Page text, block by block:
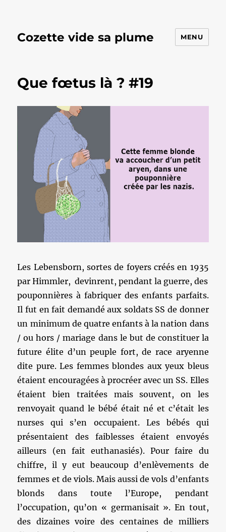
Cozette vide sa plume MENU
Que fœtus là ? #19
Les Lebensborn, sortes de foyers créés en 1935
par Himmler, devinrent, pendant la guerre, des
pouponnières à fabriquer des enfants parfaits.
Il fut en fait demandé aux soldats SS de donner
un minimum de quatre enfants à la nation dans
/ ou hors / mariage dans le but de constituer la
future élite d’un peuple fort, de race aryenne
dite pure. Les femmes blondes aux yeux bleus
étaient encouragées à procréer avec un SS. Elles
étaient bien traitées mais souvent, on les
renvoyait quand le bébé était né et c’était les
nurses qui s’en occupaient. Les bébés qui
présentaient des faiblesses étaient envoyés
ailleurs (en fait euthanasiés). Pour faire du
chiffre, il y eut beaucoup d’enlèvements de
femmes et de viols. Mais aussi de vols d’enfants
blonds dans toute l’Europe, pendant
l’occupation, qu’on « germanisait ». En tout,
des dizaines voire des centaines de milliers